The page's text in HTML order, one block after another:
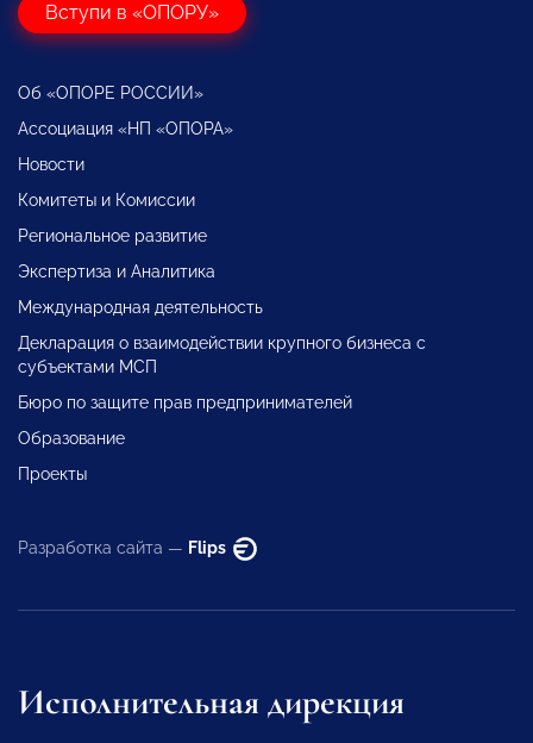
Вступи в «ОПОРУ»
Об «ОПОРЕ РОССИИ»
Ассоциация «НП «ОПОРА»
Новости
Комитеты и Комиссии
Региональное развитие
Экспертиза и Аналитика
Международная деятельность
Декларация о взаимодействии крупного бизнеса с
субъектами МСП
Бюро по защите прав предпринимателей
Образование
Проекты
Разработка сайта — Flips
Исполнительная дирекция